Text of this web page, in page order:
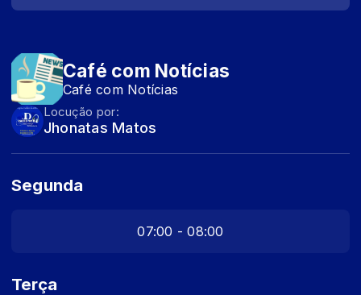
Café com Notícias
Café com Notícias
Locução por:
Jhonatas Matos
Segunda
07:00 - 08:00
Terça